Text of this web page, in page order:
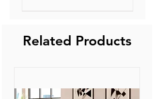
Related Products